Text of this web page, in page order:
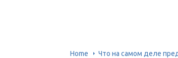
Home Что на самом деле